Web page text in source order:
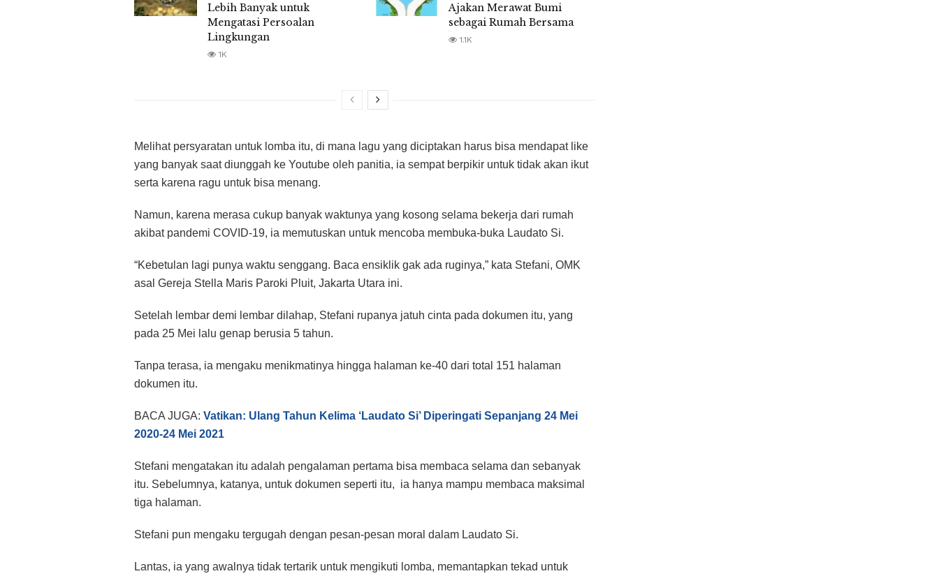
Lebih Banyak untuk
Mengatasi Persoalan
Lingkungan
1K
Ajakan Merawat Bumi
sebagai Rumah Bersama
1.1K
Melihat persyaratan untuk lomba itu, di mana lagu yang diciptakan harus bisa mendapat like
yang banyak saat diunggah ke Youtube oleh panitia, ia sempat berpikir untuk tidak akan ikut
serta karena ragu untuk bisa menang.
Namun, karena merasa cukup banyak waktunya yang kosong selama bekerja dari rumah
akibat pandemi COVID-19, ia memutuskan untuk mencoba membuka-buka Laudato Si.
“Kebetulan lagi punya waktu senggang. Baca ensiklik gak ada ruginya,” kata Stefani, OMK
asal Gereja Stella Maris Paroki Pluit, Jakarta Utara ini.
Setelah lembar demi lembar dilahap, Stefani rupanya jatuh cinta pada dokumen itu, yang
pada 25 Mei lalu genap berusia 5 tahun.
Tanpa terasa, ia mengaku menikmatinya hingga halaman ke-40 dari total 151 halaman
dokumen itu.
BACA JUGA: Vatikan: Ulang Tahun Kelima ‘Laudato Si’ Diperingati Sepanjang 24 Mei
2020-24 Mei 2021
Stefani mengatakan itu adalah pengalaman pertama bisa membaca selama dan sebanyak
itu. Sebelumnya, katanya, untuk dokumen seperti itu, ia hanya mampu membaca maksimal
tiga halaman.
Stefani pun mengaku tergugah dengan pesan-pesan moral dalam Laudato Si.
Lantas, ia yang awalnya tidak tertarik untuk mengikuti lomba, memantapkan tekad untuk